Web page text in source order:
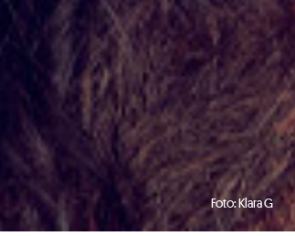
Foto: Klara G